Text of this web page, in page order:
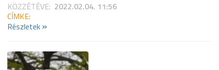
KÖZZÉTÉVE: 2022.02.04. 11:56
CÍMKE:
Részletek »